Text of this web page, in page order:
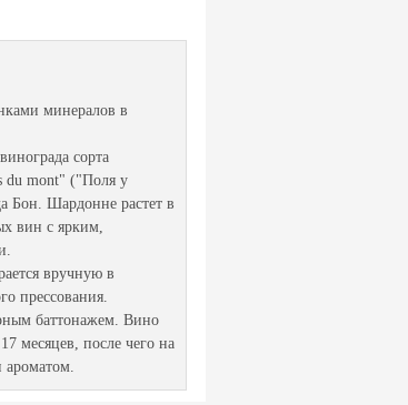
минералов в
сорта
du mont" ("Поля у
Бон. Шардонне растет в
вин с ярким,
вручную в
прессования.
баттонажем. Вино
месяцев, после чего на